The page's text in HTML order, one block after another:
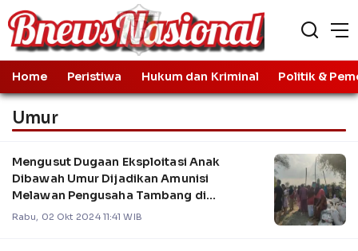
Home Peristiwa Hukum dan Kriminal Politik &
Umur
Mengusut Dugaan Eksploitasi Anak
Dibawah Umur Dijadikan Amunisi
Melawan Pengusaha Tambang di
Mojokerto
Rabu, 02 Okt 2024 11:41 WIB